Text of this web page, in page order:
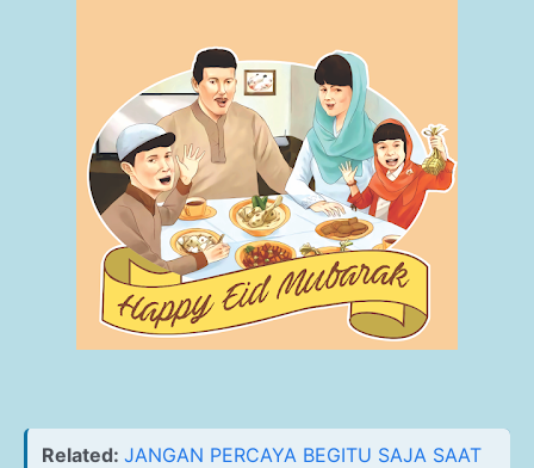
Related: JANGAN PERCAYA BEGITU SAJA SAAT